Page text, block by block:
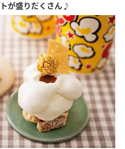
が盛りだくさん♪